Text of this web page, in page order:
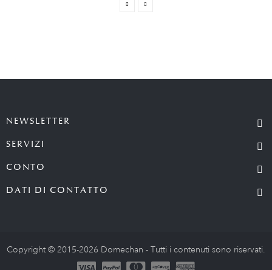
NEWSLETTER
SERVIZI
CONTO
DATI DI CONTATTO
Copyright © 2015-2026 Domechan - Tutti i contenuti sono riservati.